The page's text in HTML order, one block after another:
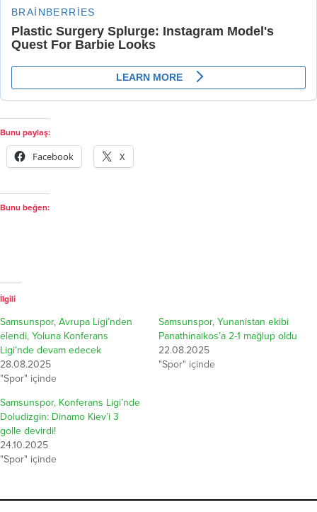
Bunu paylaş:
Facebook X
Bunu beğen:
İlgili
Samsunspor, Avrupa Ligi’nden
elendi, Yoluna Konferans
Ligi’nde devam edecek
28.08.2025
"Spor" içinde
Samsunspor, Yunanistan ekibi
Panathinaikos’a 2-1 mağlup oldu
22.08.2025
"Spor" içinde
Samsunspor, Konferans Ligi’nde
Doludizgin: Dinamo Kiev’i 3
golle devirdi!
24.10.2025
"Spor" içinde